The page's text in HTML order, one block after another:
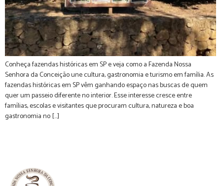
Conheça fazendas históricas em SP e veja como a Fazenda Nossa
Senhora da Conceição une cultura, gastronomia e turismo em família. As
fazendas históricas em SP vêm ganhando espaço nas buscas de quem
quer um passeio diferente no interior. Esse interesse cresce entre
famílias, escolas e visitantes que procuram cultura, natureza e boa
gastronomia no […]